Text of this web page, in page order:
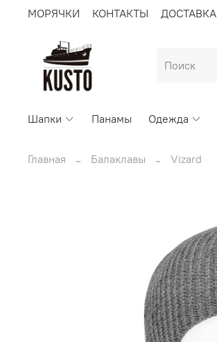
МОРЯЧКИ КОНТАКТЫ ДОСТАВКА
Шапки Панамы Одежда
Главная Балаклавы Vizard